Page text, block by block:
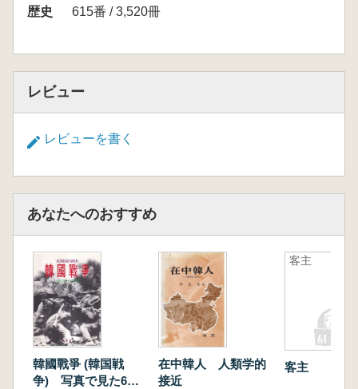
를 유교문화로 상정하고, 이 유교 전통의 실체를
했고, 특히 역대 주요 사서(史書) 및 역사 이론서
상호인식과 문물의 교류 및 수용을 광범위하게
의 문제를 해결하고 나아가 바람직한 동아시아
과 궁극적인 지향점이 고스란히 담겨 있었다.
「고병익 사학논집: 동아시아의 전통과 현대」
(전 5권)는 선생의 방대한 저작 가운데 80편의 옥
고를 엄선해 주제별로 재구성했다. 동아시아사
와 한국사 넘나들며 전통과 현대, 문명의 교류를
통찰한 선생의 학문 세계를 집약적으로 담은 이
선집이 한국 동양사학계의 유산으로서 자리매김
歴史
615番 / 3,520冊
レビュー
レビューを書く
あなたへのおすすめ
韓國戰爭 (韓国戦
争) 写真で見た6・
在中韓人 人類学的
接近
客主
客主